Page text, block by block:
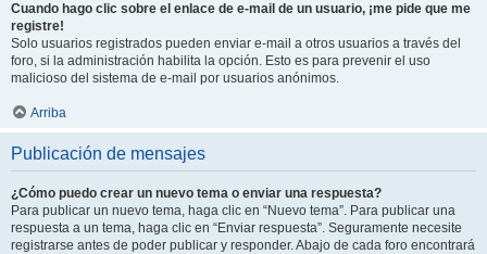
Cuando hago clic sobre el enlace de e-mail de un usuario, ¡me pide que me
registre!
Solo usuarios registrados pueden enviar e-mail a otros usuarios a través del
foro, si la administración habilita la opción. Esto es para prevenir el uso
malicioso del sistema de e-mail por usuarios anónimos.
Arriba
Publicación de mensajes
¿Cómo puedo crear un nuevo tema o enviar una respuesta?
Para publicar un nuevo tema, haga clic en “Nuevo tema”. Para publicar una
respuesta a un tema, haga clic en “Enviar respuesta”. Seguramente necesite
registrarse antes de poder publicar y responder. Abajo de cada foro encontrará